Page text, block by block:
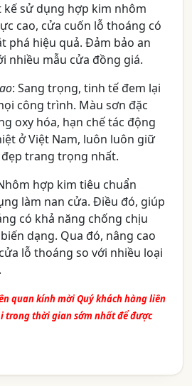
kế sử dụng hợp kim nhôm
cao, cửa cuốn lỗ thoáng có
phá hiệu quả. Đảm bảo an
nhiều mẫu cửa đồng giá.
: Sang trọng, tinh tế đem lại
công trình. Màu sơn đặc
oxy hóa, hạn chế tác động
ở Việt Nam, luôn luôn giữ
trang trọng nhất.
hợp kim tiêu chuẩn
làm nan cửa. Điều đó, giúp
có khả năng chống chịu
dạng. Qua đó, nâng cao
lỗ thoáng so với nhiều loại
quan kính mời Quý khách hàng liên
trong thời gian sớm nhất để được